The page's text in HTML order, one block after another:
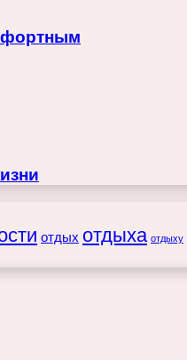
отдых отдыха отдыху